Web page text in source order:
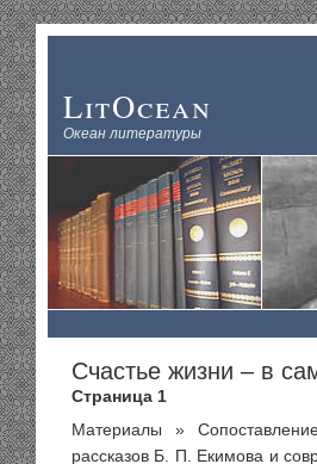
LitOcean
Океан литературы
Счастье жизни – в
Страница 1
Материалы »
рассказов Б. П. Екимова и